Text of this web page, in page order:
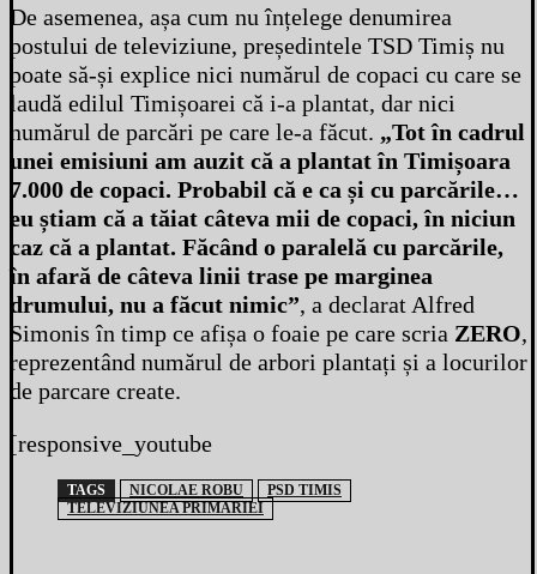
De asemenea, așa cum nu înțelege denumirea
postului de televiziune, președintele TSD Timiș nu
poate să-și explice nici numărul de copaci cu care se
laudă edilul Timișoarei că i-a plantat, dar nici
numărul de parcări pe care le-a făcut. „Tot în cadrul
unei emisiuni am auzit că a plantat în Timișoara
7.000 de copaci. Probabil că e ca și cu parcările…
eu știam că a tăiat câteva mii de copaci, în niciun
caz că a plantat. Făcând o paralelă cu parcările,
în afară de câteva linii trase pe marginea
drumului, nu a făcut nimic”, a declarat Alfred
Simonis în timp ce afișa o foaie pe care scria ZERO,
reprezentând numărul de arbori plantați și a locurilor
de parcare create.
[responsive_youtube
TAGS NICOLAE ROBU
PSD TIMIS
TELEVIZIUNEA PRIMARIEI